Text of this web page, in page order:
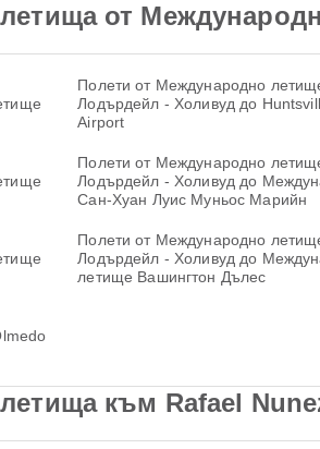
от
Полети от Международно
Лодърдейл - Холивуд до
Airport
Полети от Международно
Лодърдейл - Холивуд до
Сан-Хуан Луис Муньос Марийн
Полети от Международно
Лодърдейл - Холивуд до
летище Вашингтон Дълес
към Rafael